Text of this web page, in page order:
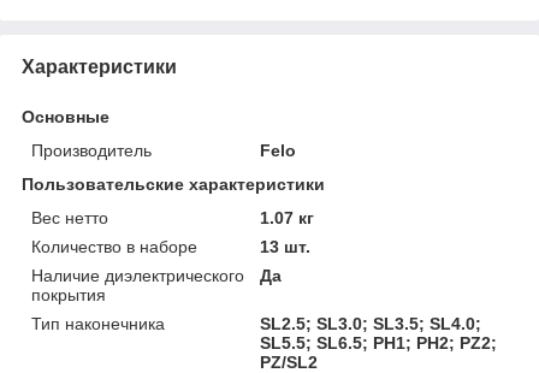
Характеристики
Основные
Производитель
Felo
Пользовательские характеристики
Вес нетто
1.07 кг
Количество в наборе
13 шт.
Наличие диэлектрического
покрытия
Да
Тип наконечника
SL2.5; SL3.0; SL3.5; SL4.0;
SL5.5; SL6.5; PH1; PH2; PZ2;
PZ/SL2